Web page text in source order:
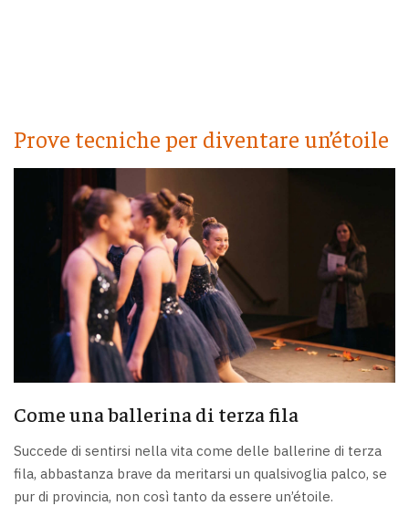
Prove tecniche per diventare un’étoile
Come una ballerina di terza fila
Succede di sentirsi nella vita come delle ballerine di terza
fila, abbastanza brave da meritarsi un qualsivoglia palco, se
pur di provincia, non così tanto da essere un’étoile.